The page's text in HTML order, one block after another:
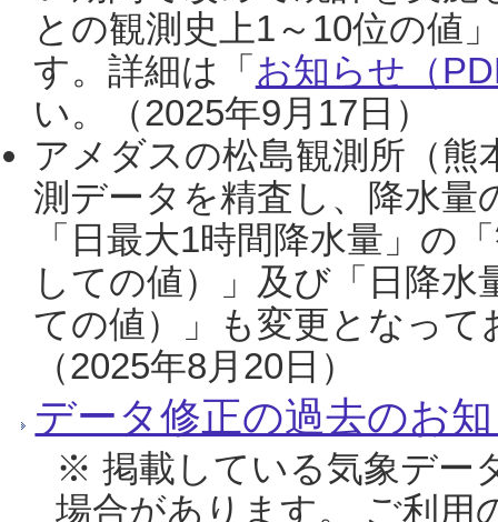
との観測史上1～10位の値
す。詳細は「 お知らせ（
い。（2025年9月17日）
アメダスの松島観測所（熊
測データを精査し、降水
「日最大1時間降水量」の
しての値）」及び「日降
ての値）」も変更となっ
（2025年8月20日）
データ修正の過去のお
※ 掲載している気象デー
場合があります。 ご利用